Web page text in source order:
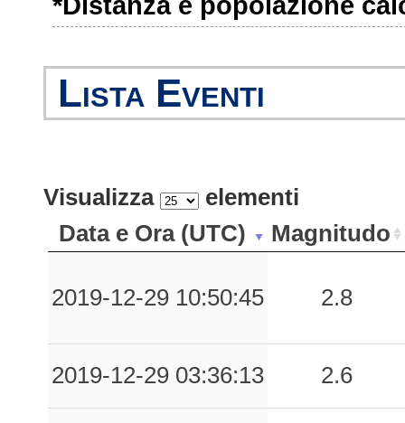
0.02 SCO
81
0.01
CSO1
Lista Eventi
Visualizza
elementi
Data e Ora (UTC)
Magnitudo
2019-12-29 10:50:45 2.8
2019-12-29 03:36:13 2.6